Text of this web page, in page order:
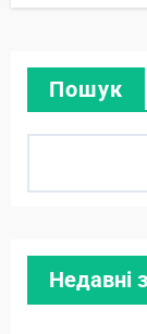
Пошук
Недавні